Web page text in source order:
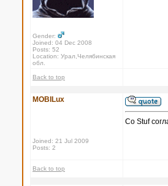
Gender:
Joined: 04 Dec 2008
Posts: 52
Location: Урал,Челябинская
обл.
Back to top
MOBILux
Joined: 21 Jul 2009
Posts: 2
Со Stuf
Back to top